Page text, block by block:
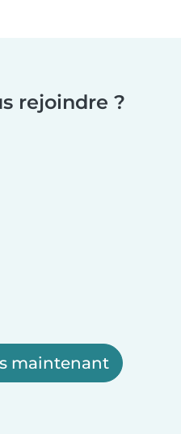
rejoindre ?
maintenant